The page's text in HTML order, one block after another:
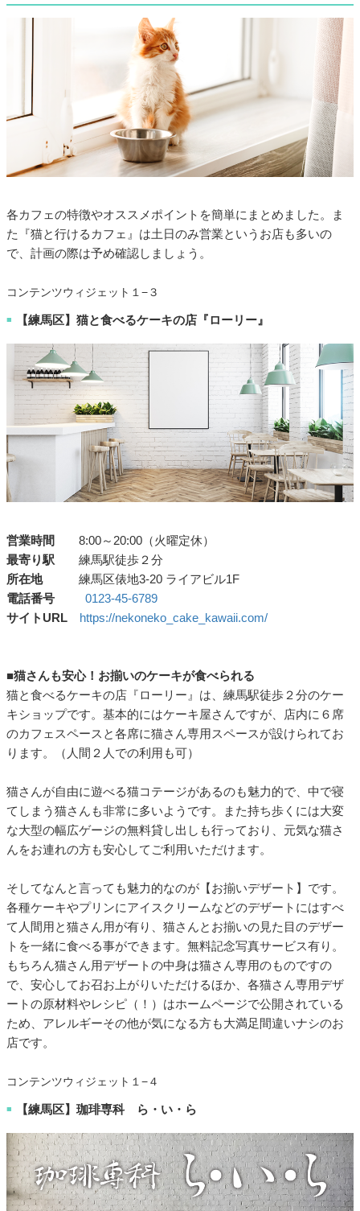
各カフェの特徴やオススメポイントを簡単にまとめました。ま
た『猫と行けるカフェ』は土日のみ営業というお店も多いの
で、計画の際は予め確認しましょう。
コンテンツウィジェット１−３
■ 【練馬区】猫と食べるケーキの店『ローリー』
営業時間
8:00～20:00（火曜定休）
最寄り駅 練馬駅徒歩２分
所在地練馬区俵地3-20 ライアビル1F
電話番号
0123-45-6789
サイトURL https://nekoneko_cake_kawaii.com/
■猫さんも安心！お揃いのケーキが食べられる
猫と食べるケーキの店『ローリー』は、練馬駅徒歩２分のケー
キショップです。基本的にはケーキ屋さんですが、店内に６席
のカフェスペースと各席に猫さん専用スペースが設けられてお
ります。（人間２人での利用も可）
猫さんが自由に遊べる猫コテージがあるのも魅力的で、中で寝
てしまう猫さんも非常に多いようです。また持ち歩くには大変
な大型の幅広ゲージの無料貸し出しも行っており、元気な猫さ
んをお連れの方も安心してご利用いただけます。
そしてなんと言っても魅力的なのが【お揃いデザート】です。
各種ケーキやプリンにアイスクリームなどのデザートにはすべ
て人間用と猫さん用が有り、猫さんとお揃いの見た目のデザー
トを一緒に食べる事ができます。無料記念写真サービス有り。
もちろん猫さん用デザートの中身は猫さん専用のものですの
で、安心してお召お上がりいただけるほか、各猫さん専用デザ
ートの原材料やレシピ（！）はホームページで公開されている
ため、アレルギーその他が気になる方も大満足間違いナシのお
店です。
コンテンツウィジェット１−４
■ 【練馬区】珈琲専科 ら・い・ら